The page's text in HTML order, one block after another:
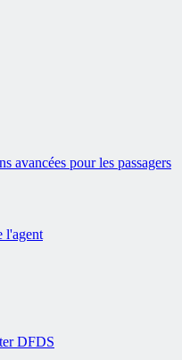
avancées pour les passagers
l'agent
DFDS